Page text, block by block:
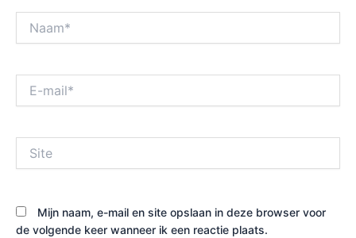
mail*
Mijn naam, e-mail en site opslaan in deze browser voor
de volgende keer wanneer ik een reactie plaats.